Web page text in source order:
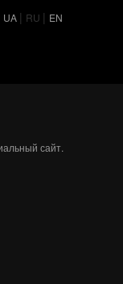
UA | RU | EN
сайт.